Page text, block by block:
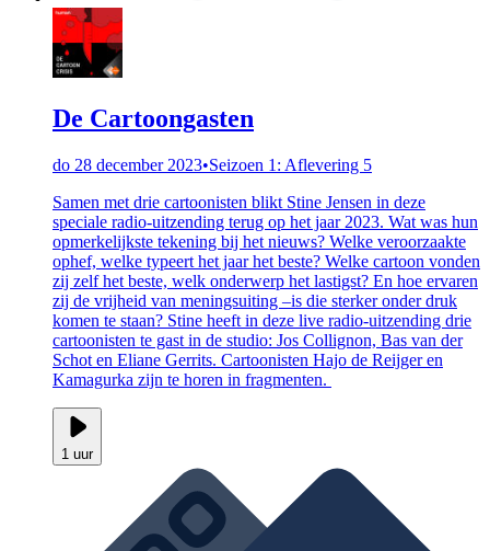
De Cartoongasten
do 28 december 2023•Seizoen 1: Aflevering 5
Samen met drie cartoonisten blikt Stine Jensen in deze
speciale radio-uitzending terug op het jaar 2023. Wat was hun
opmerkelijkste tekening bij het nieuws? Welke veroorzaakte
ophef, welke typeert het jaar het beste? Welke cartoon vonden
zij zelf het beste, welk onderwerp het lastigst? En hoe ervaren
zij de vrijheid van meningsuiting –is die sterker onder druk
komen te staan? Stine heeft in deze live radio-uitzending drie
cartoonisten te gast in de studio: Jos Collignon, Bas van der
Schot en Eliane Gerrits. Cartoonisten Hajo de Reijger en
Kamagurka zijn te horen in fragmenten.
1 uur